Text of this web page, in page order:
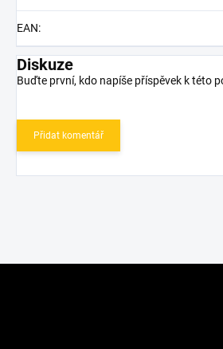
EAN:
Diskuze
Buďte první, kdo napíše příspěvek k této
Přidat komentář